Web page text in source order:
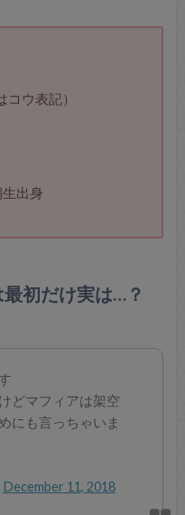
ウ表記）
出身
初だけ実は…？
どマフィアは架空
にも言っちゃいま
December 11, 2018